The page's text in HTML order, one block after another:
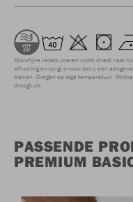
Microfijne vezels voeren vocht direct naar
afkoeling en zorgt ervoor dat u een
bleken Drogen op lage temperatuur
droogkuis
PASSENDE
PREMIUM